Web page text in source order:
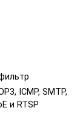
ICMP, SMTP,
и RTSP